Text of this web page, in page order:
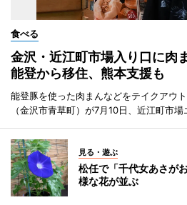
食べる
金沢・近江町市場入り口に肉
能登から移住、熊本支援も
能登豚を使った肉まんなどをテイクアウ
（金沢市青草町）が7月10日、近江町市場
見る・遊ぶ
松任で「千代女あさが
様な花が並ぶ